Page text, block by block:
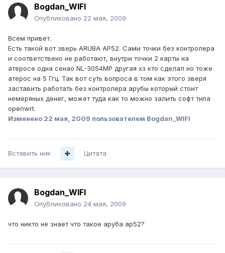
Bogdan_WIFI
Опубликовано 22 мая, 2009
Всем привет.
Есть такой вот зверь ARUBA AP52. Сами точки без контролера
и соответствено не работают, внутри точки 2 карты на
атеросе одна сенао NL-3054MP другая хз кто сделал но тоже
атерос на 5 Ггц. Так вот суть вопроса в том как этого зверя
заставить работать без контролера арубы который стоит
немеряных денег, может туда как то можно залить софт типа
openwrt.
Изменено 22 мая, 2009 пользователем Bogdan_WIFI
Вставить ник Цитата
Bogdan_WIFI
Опубликовано 24 мая, 2009
что никто не знает что такое аруба ар52?